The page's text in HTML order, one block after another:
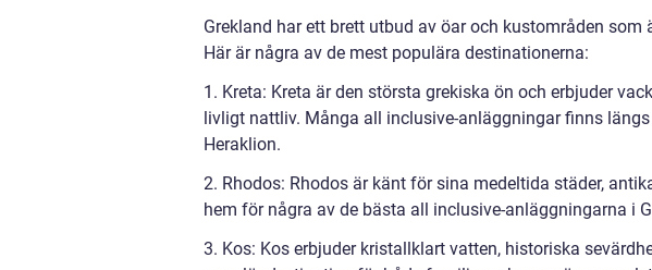
Grekland har ett brett utbud av öar och kustområden
Här är några av de mest populära destinationerna:
1. Kreta: Kreta är den största grekiska ön och erbjuder
livligt nattliv. Många all inclusive-anläggningar finns
Heraklion.
2. Rhodos: Rhodos är känt för sina medeltida städer,
hem för några av de bästa all inclusive-anläggningarna i
3. Kos: Kos erbjuder kristallklart vatten, historiska